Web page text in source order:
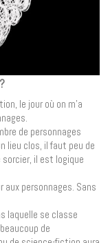
le jour où on m’a
de personnages
lieu clos, il faut peu de
il est logique
aux personnages. Sans
laquelle se classe
de